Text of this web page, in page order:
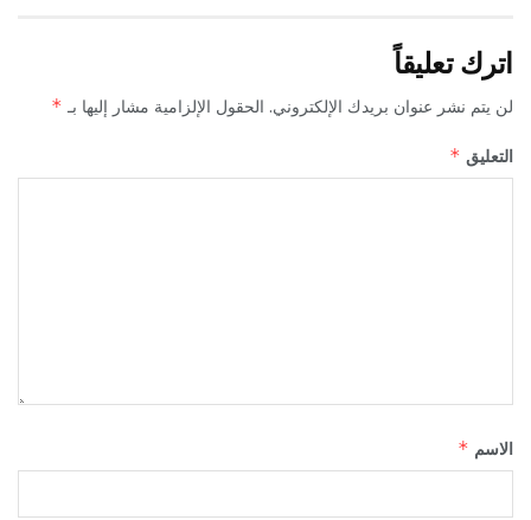
اترك تعليقاً
لن يتم نشر عنوان بريدك الإلكتروني. الحقول الإلزامية مشار إليها بـ *
التعليق *
الاسم *